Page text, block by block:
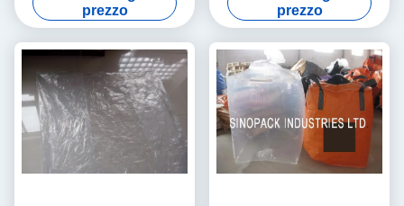
fodera della borsa per la
borsa esterna dei pp FIBC
prezzo
forma con il tipo superiore di
riempimento del becco
prezzo